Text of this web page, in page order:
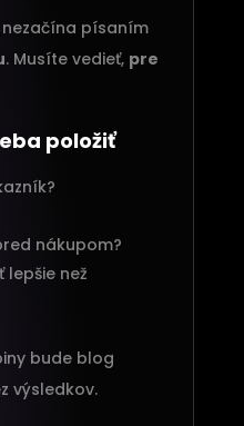
písaním
. Musíte vedieť, pre
položiť
nákupom?
lepšie než
bude blog
výsledkov.